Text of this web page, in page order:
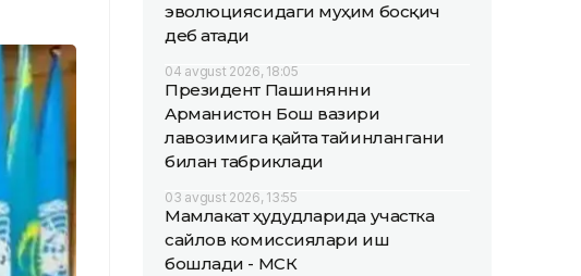
эволюциясидаги муҳим босқич
деб атади
04 avgust 2026, 18:05
Президент Пашинянни
Арманистон Бош вазири
лавозимига қайта тайинлангани
билан табриклади
03 avgust 2026, 13:55
Мамлакат ҳудудларида участка
сайлов комиссиялари иш
бошлади - МСК